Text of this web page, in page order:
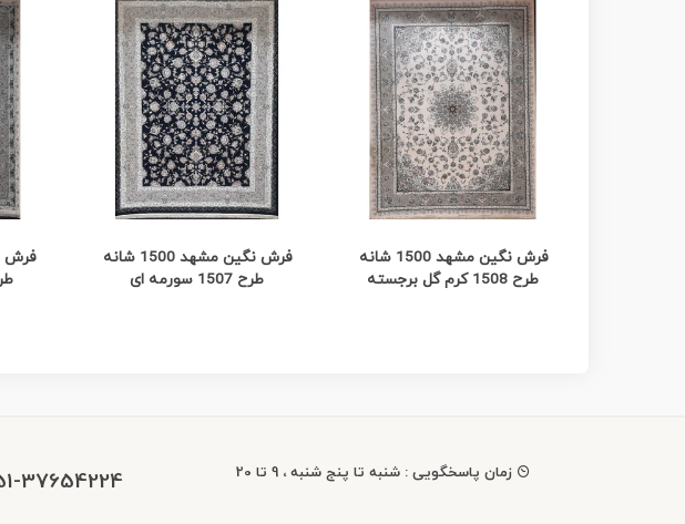
فرش نگین مشهد 1500 شانه
طرح 1508 کرم گل برجسته
فرش نگین مشهد 1500 شانه
طرح 1507 سورمه ای
طرح
زمان پاسخگویی : شنبه تا پنج شنبه ، 9 تا 20 37654224